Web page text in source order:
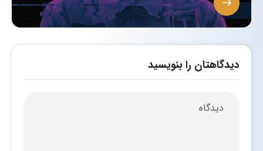
دیدگاهتان را بنویسید